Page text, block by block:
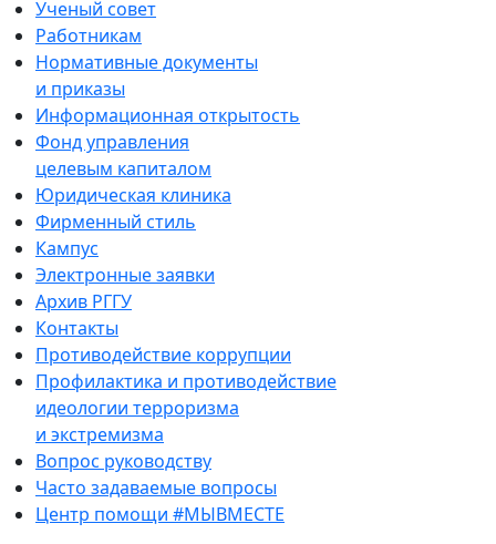
Ученый совет
Работникам
Нормативные документы
и приказы
Информационная открытость
Фонд управления
целевым капиталом
Юридическая клиника
Фирменный стиль
Кампус
Электронные заявки
Архив РГГУ
Контакты
Противодействие коррупции
Профилактика и противодействие
идеологии терроризма
и экстремизма
Вопрос руководству
Часто задаваемые вопросы
Центр помощи #МЫВМЕСТЕ